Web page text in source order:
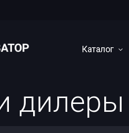
Каталог
дилеры